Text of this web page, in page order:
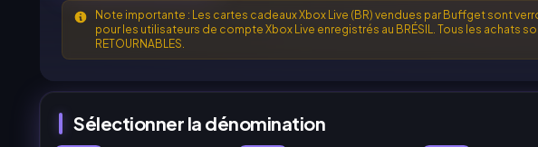
Note importante : Les cartes cadeaux Xbox Live (BR) vendues par Buffget sont
pour les utilisateurs de compte Xbox Live enregistrés au BRÉSIL. Tous les achats
RETOURNABLES.
Sélectionner la dénomination